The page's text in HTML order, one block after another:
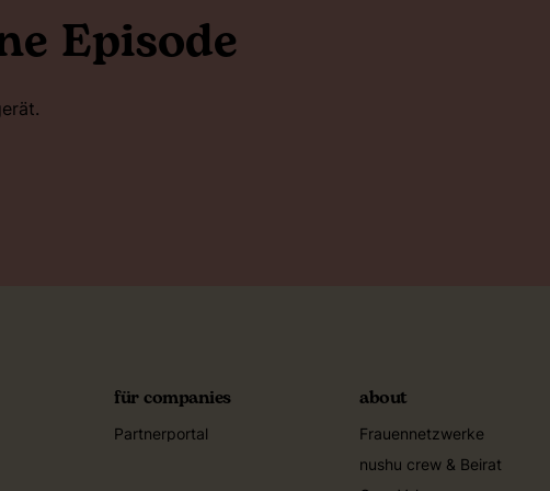
Episode
für companies
Partnerportal
about
Frauennetzwerke
nushu crew & Beirat